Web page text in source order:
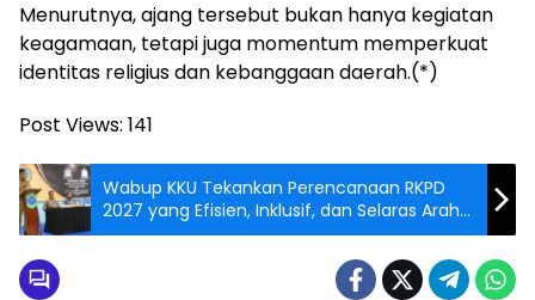
Menurutnya, ajang tersebut bukan hanya kegiatan
keagamaan, tetapi juga momentum memperkuat
identitas religius dan kebanggaan daerah.(*)
Post Views: 141
Wabup KKU Tekankan Perencanaan RKPD
2027 yang Efisien, Inklusif, dan Selaras Arah
Nasional